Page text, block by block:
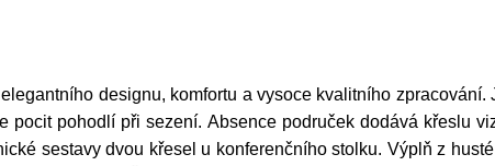
designu, komfortu a vysoce kvalitního zpracování.
pohodlí při sezení. Absence područek dodává křeslu
sestavy dvou křesel u konferenčního stolku. Výplň z